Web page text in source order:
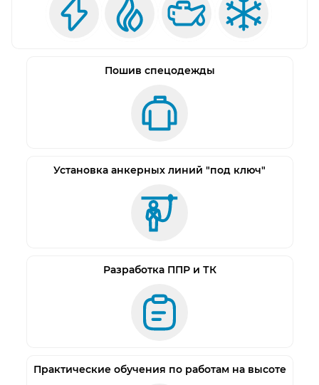
Размеры: 2 (9); 3 (10); 4 (11)
Пошив спецодежды
Установка анкерных линий "под ключ"
Разработка ППР и ТК
Практические обучения по работам на высоте